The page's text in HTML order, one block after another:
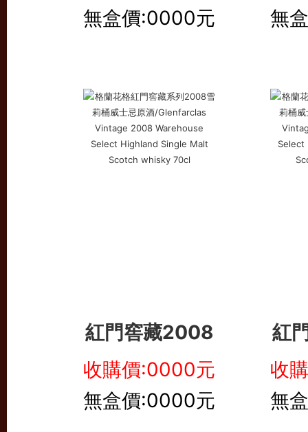
無盒價:0000元
無
紅門窖藏2008
紅
收購價:0000元
無盒價:0000元
收
無